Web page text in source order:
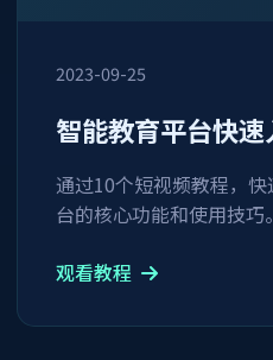
2023-09-25
智能教育平台快
通过10个短视频教程，
台的核心功能和使用技巧。
观看教程